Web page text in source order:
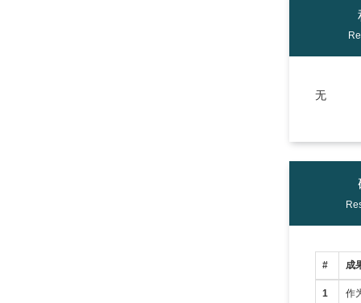
无
# 成
1 作